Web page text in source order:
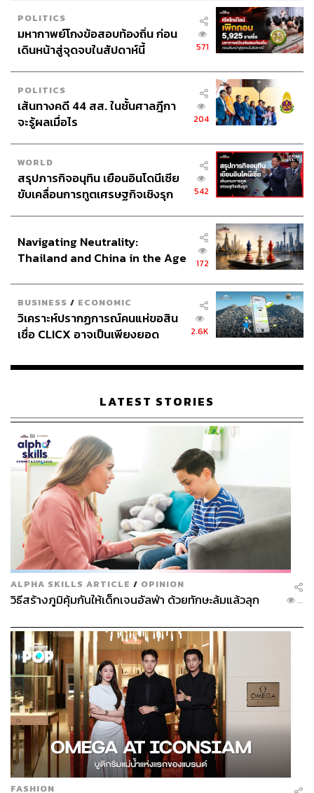
POLITICS
มหากาพย์โกงข้อสอบท้องถิ่น ก่อน
เดินหน้าสู่จุดจบในสัปดาห์นี้
571
POLITICS
เส้นทางคดี 44 สส. ในชั้นศาลฎีกา
จะรู้ผลเมื่อไร
204
WORLD
สรุปภารกิจอนุทิน เยือนอินโดนีเซีย
ขับเคลื่อนการทูตเศรษฐกิจเชิงรุก
542
Navigating Neutrality:
Thailand and China in the Age
172
BUSINESS / ECONOMIC
วิเคราะห์ปรากฏการณ์คนแห่ขอสิน
เชื่อ CLICX อาจเป็นเพียงยอด
เรือนไทยที่ถูกซุกไว้
2.6K
LATEST STORIES
ALPHA SKILLS ARTICLE / OPINION
วิธีสร้างภูมิคุ้มกันให้เด็กเจนอัลฟ่า ด้วยทักษะล้มแล้วลุก ...
FASHION